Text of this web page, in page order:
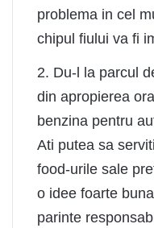
problema in cel
chipul fiului va fi
2. Du-l la parcul
din apropierea
benzina pentru
Ati putea sa
food-urile sale
o idee foarte
parinte